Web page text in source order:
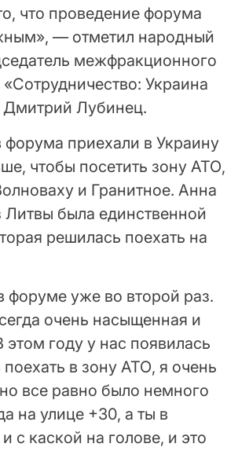
что проведение форума
— отметил народный
межфракционного
Украина
Лубинец.
форума приехали в Украину
чтобы посетить зону АТО,
и Гранитное. Анна
Литвы была единственной
решилась поехать на
форуме уже во второй раз.
очень насыщенная и
этом году у нас появилась
в зону АТО, я очень
все равно было немного
на улице +30, а ты в
с каской на голове, и это